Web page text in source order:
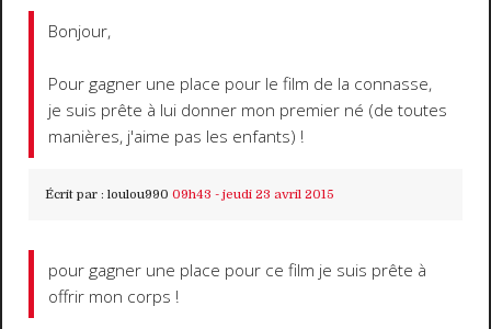
Bonjour,
Pour gagner une place pour le film de la connasse,
je suis prête à lui donner mon premier né (de toutes
manières, j'aime pas les enfants) !
Écrit par : loulou990 09h43 - jeudi 23 avril 2015
pour gagner une place pour ce film je suis prête à
offrir mon corps !